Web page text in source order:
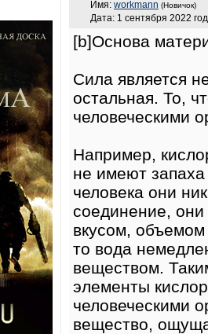
Имя: workmann (Новичок)
Дата: 1 сентября 2022
[b]Основа
Сила является
остальная. То,
человеческими
Например,
не имеют запаха
человека они
соединение,
вкусом,
то вода
веществом.
элементы
человеческими
вещество,